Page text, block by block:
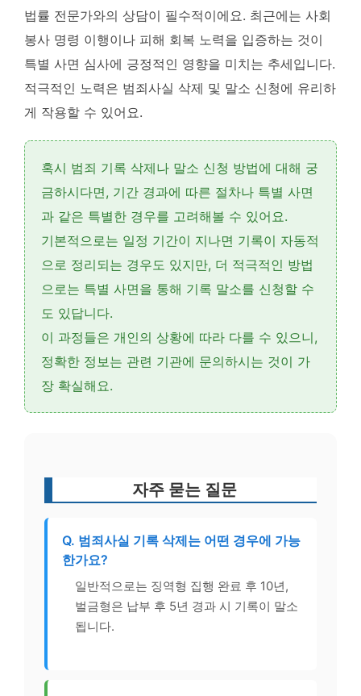
법률 전문가와의 상담이 필수적이에요. 최근에는 사회
봉사 명령 이행이나 피해 회복 노력을 입증하는 것이
특별 사면 심사에 긍정적인 영향을 미치는 추세입니다.
적극적인 노력은 범죄사실 삭제 및 말소 신청에 유리하
게 작용할 수 있어요.
혹시 범죄 기록 삭제나 말소 신청 방법에 대해 궁
금하시다면, 기간 경과에 따른 절차나 특별 사면
과 같은 특별한 경우를 고려해볼 수 있어요.
기본적으로는 일정 기간이 지나면 기록이 자동적
으로 정리되는 경우도 있지만, 더 적극적인 방법
으로는 특별 사면을 통해 기록 말소를 신청할 수
도 있답니다.
이 과정들은 개인의 상황에 따라 다를 수 있으니,
정확한 정보는 관련 기관에 문의하시는 것이 가
장 확실해요.
자주 묻는 질문
Q. 범죄사실 기록 삭제는 어떤 경우에 가능
한가요?
일반적으로는 징역형 집행 완료 후 10년,
벌금형은 납부 후 5년 경과 시 기록이 말소
됩니다.